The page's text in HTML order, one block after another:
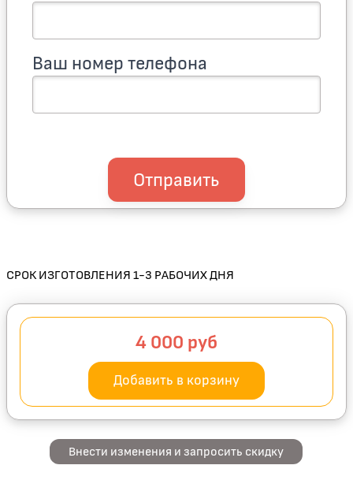
Ваш номер телефона
Отправить
СРОК ИЗГОТОВЛЕНИЯ 1-3 РАБОЧИХ ДНЯ
4 000 руб
Добавить в корзину
Внести изменения и запросить скидку